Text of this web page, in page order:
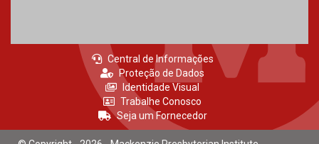
Central de Informações
Proteção de Dados
Identidade Visual
Trabalhe Conosco
Seja um Fornecedor